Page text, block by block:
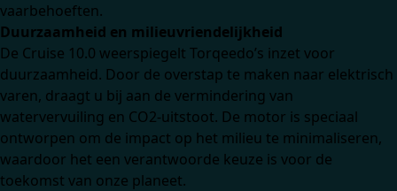
vaarbehoeften.
Duurzaamheid en milieuvriendelijkheid
De Cruise 10.0 weerspiegelt Torqeedo’s inzet voor
duurzaamheid. Door de overstap te maken naar elektrisch
varen, draagt u bij aan de vermindering van
watervervuiling en CO2-uitstoot. De motor is speciaal
ontworpen om de impact op het milieu te minimaliseren,
waardoor het een verantwoorde keuze is voor de
toekomst van onze planeet.